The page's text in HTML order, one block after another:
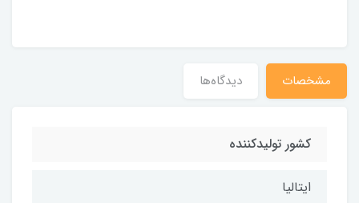
مشخصات دیدگاه‌ها
کشور تولیدکننده
ایتالیا